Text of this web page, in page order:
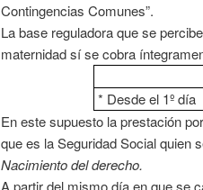
Contingencias Comunes”.
La base reguladora que se
maternidad sí se cobra
* Desde el 1º día
En este supuesto la prestación
que es la Seguridad Social quien
Nacimiento del derecho.